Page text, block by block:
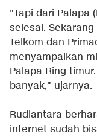
"Tapi dari Palapa
selesai.
Telkom dan
menyampaikan
Palapa Ring
banyak," ujarnya.
Rudiantara
internet sudah